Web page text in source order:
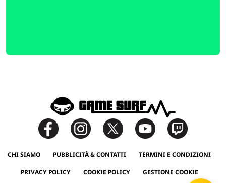
CHI SIAMO PUBBLICITÀ & CONTATTI TERMINI E CONDIZIONI
PRIVACY POLICY COOKIE POLICY GESTIONE COOKIE